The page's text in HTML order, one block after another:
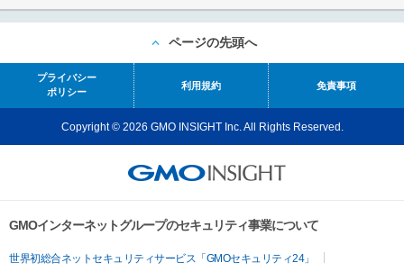
ページの先頭へ
プライバシー
ポリシー
利用規約 免責事項
Copyright © 2026 GMO INSIGHT Inc. All Rights Reserved.
GMOインターネットグループのセキュリティ事業について
世界初総合ネットセキュリティサービス「GMOセキュリティ24」